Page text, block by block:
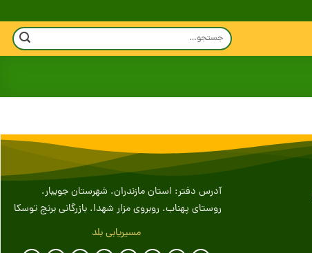
جستجو
برای:
آدرس دفتر: استان مازندران. شهرستان جویبار.
روستای پهناب. روبروی مزار شهدا. بازرگانی برنج توسکا
مسیریابی بلد